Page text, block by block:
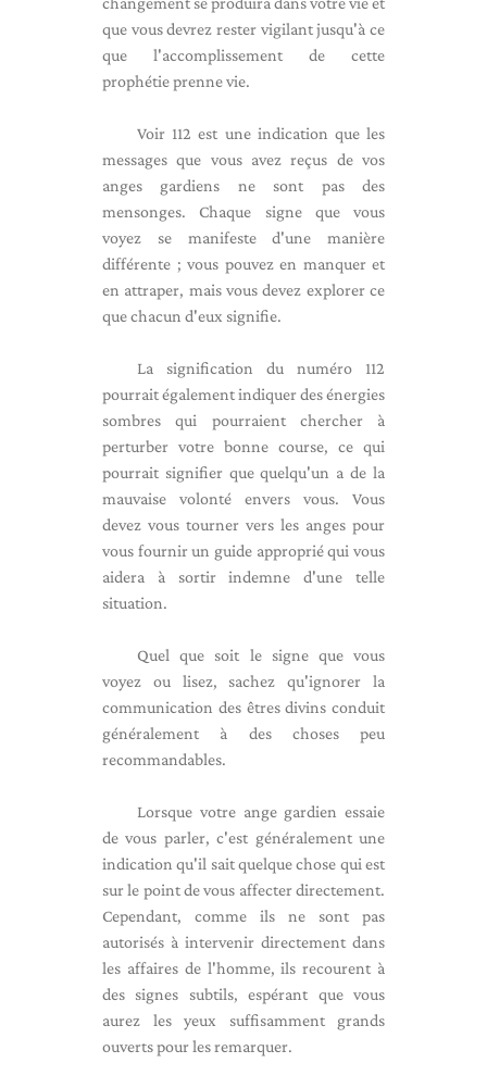
que vous devrez rester vigilant jusqu'à ce
que l'accomplissement de cette
prophétie prenne vie.
Voir 112 est une indication que les
messages que vous avez reçus de vos
anges gardiens ne sont pas des
mensonges. Chaque signe que vous
voyez se manifeste d'une manière
différente ; vous pouvez en manquer et
en attraper, mais vous devez explorer ce
que chacun d'eux signifie.
La signification du numéro 112
pourrait également indiquer des énergies
sombres qui pourraient chercher à
perturber votre bonne course, ce qui
pourrait signifier que quelqu'un a de la
mauvaise volonté envers vous. Vous
devez vous tourner vers les anges pour
vous fournir un guide approprié qui vous
aidera à sortir indemne d'une telle
situation.
Quel que soit le signe que vous
voyez ou lisez, sachez qu'ignorer la
communication des êtres divins conduit
généralement à des choses peu
recommandables.
Lorsque votre ange gardien essaie
de vous parler, c'est généralement une
indication qu'il sait quelque chose qui est
sur le point de vous affecter directement.
Cependant, comme ils ne sont pas
autorisés à intervenir directement dans
les affaires de l'homme, ils recourent à
des signes subtils, espérant que vous
aurez les yeux suffisamment grands
ouverts pour les remarquer.